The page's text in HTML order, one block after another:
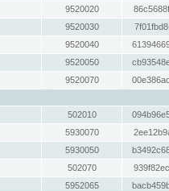
9520020
9520030
9520040
9520050
9520070
502010
5930070
5930050
502070
5952065